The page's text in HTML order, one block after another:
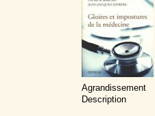
Agrandissement
Description